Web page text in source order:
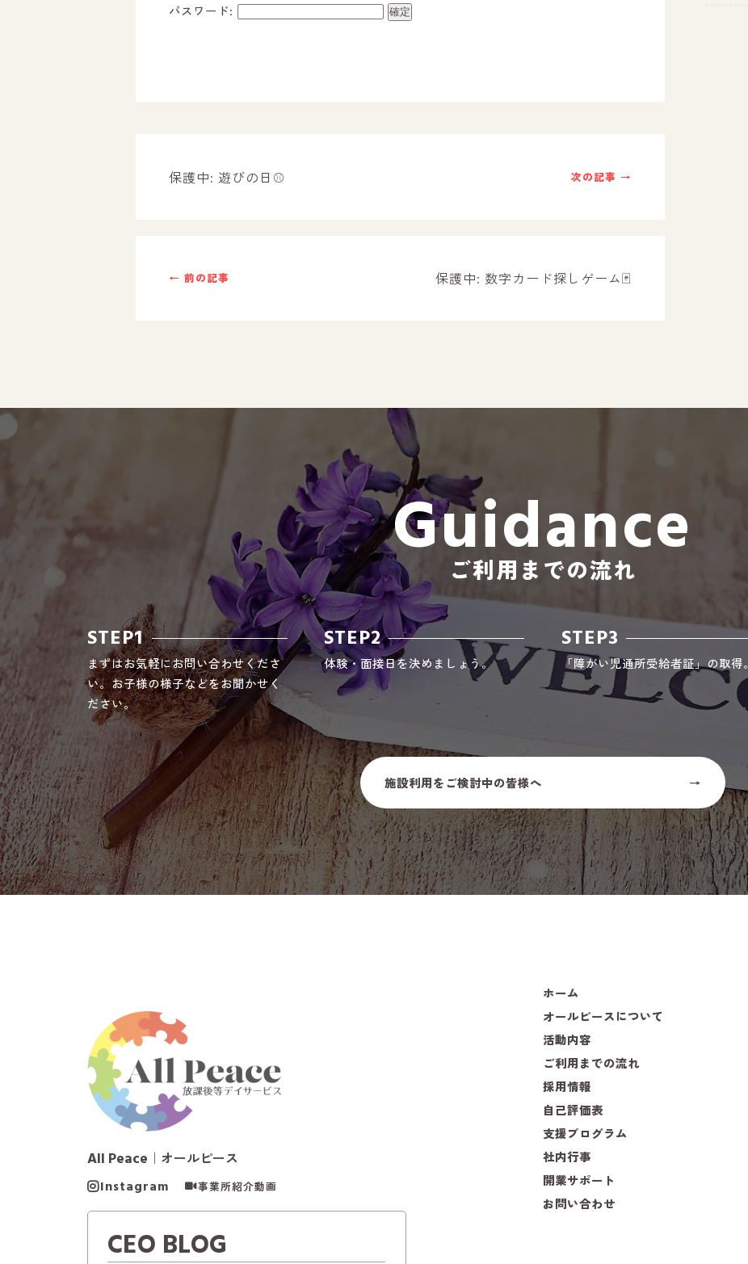
活動内容
社内行事
－ 春日事業所のブログ
－ 遠賀事業所のブログ
－ 東郷事業所のブログ
－ 鳥栖事業所のブログ
パスワード:
次の記事 →
保護中: 遊びの日⚾️
← 前の記事 保護中: 数字カード探しゲーム🃏
Guidance
ご利用までの流れ
STEP1
まずはお気軽にお問い合わせくださ
い。お子様の様子などをお聞かせく
ださい。
STEP2
体験・面接日を決めましょう。
STEP3
「障がい児通所受給者証」の取得。
施設利用をご検討中の皆様へ
All Peace ｜オールピース
Instagram 事業所紹介動画
CEO BLOG
ホーム
オールピースについて
活動内容
ご利用までの流れ
採用情報
自己評価表
支援プログラム
社内行事
開業サポート
お問い合わせ